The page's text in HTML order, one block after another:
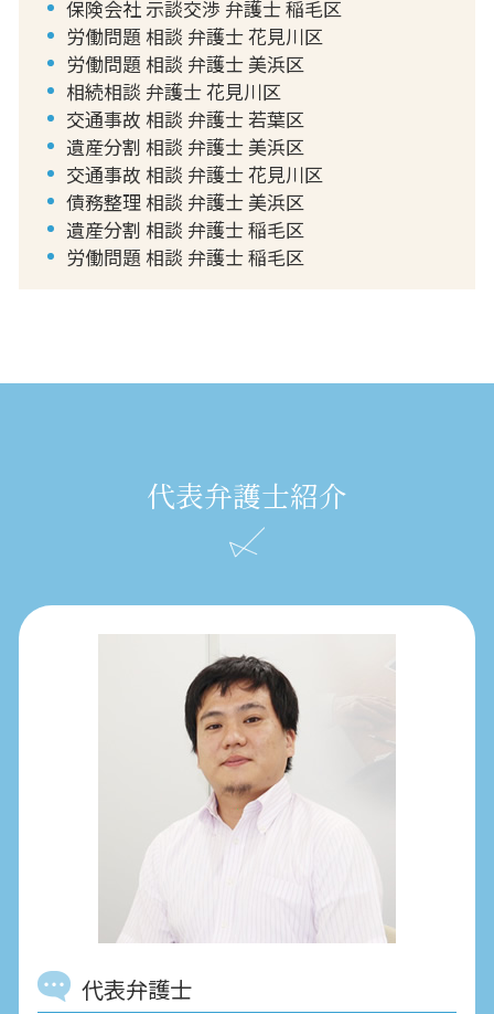
保険会社 示談交渉 弁護士 稲毛区
労働問題 相談 弁護士 花見川区
労働問題 相談 弁護士 美浜区
相続相談 弁護士 花見川区
交通事故 相談 弁護士 若葉区
遺産分割 相談 弁護士 美浜区
交通事故 相談 弁護士 花見川区
債務整理 相談 弁護士 美浜区
遺産分割 相談 弁護士 稲毛区
労働問題 相談 弁護士 稲毛区
代表弁護士紹介
代表弁護士